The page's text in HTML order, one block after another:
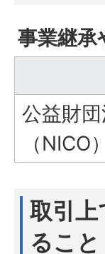
事業継承
公益財
（NICO）
取引
ること